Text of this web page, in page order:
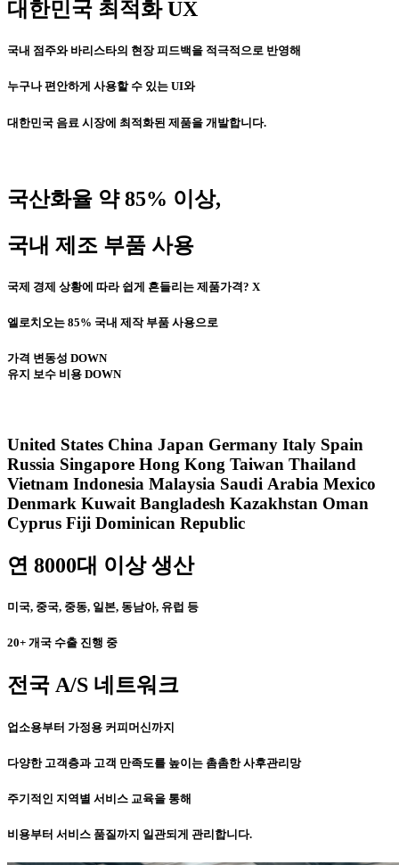
대한민국 최적화 UX
국내 점주와 바리스타의 현장 피드백을 적극적으로 반영해
누구나 편안하게 사용할 수 있는 UI와
대한민국 음료 시장에 최적화된 제품을 개발합니다.
국산화율 약 85% 이상,
국내 제조 부품 사용
국제 경제 상황에 따라 쉽게 흔들리는 제품가격? X
엘로치오는 85% 국내 제작 부품 사용으로
가격 변동성 DOWN
유지 보수 비용 DOWN
United States China Japan Germany Italy Spain
Russia Singapore Hong Kong Taiwan Thailand
Vietnam Indonesia Malaysia Saudi Arabia Mexico
Denmark Kuwait Bangladesh Kazakhstan Oman
Cyprus Fiji Dominican Republic
연 8000대 이상 생산
미국, 중국, 중동, 일본, 동남아, 유럽 등
20+ 개국 수출 진행 중
전국 A/S 네트워크
업소용부터 가정용 커피머신까지
다양한 고객층과 고객 만족도를 높이는 촘촘한 사후관리망
주기적인 지역별 서비스 교육을 통해
비용부터 서비스 품질까지 일관되게 관리합니다.